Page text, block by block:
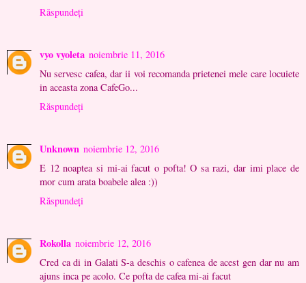
Răspundeți
vyo vyoleta noiembrie 11, 2016
Nu servesc cafea, dar ii voi recomanda prietenei mele care locuiete
in aceasta zona CafeGo...
Răspundeți
Unknown noiembrie 12, 2016
E 12 noaptea si mi-ai facut o pofta! O sa razi, dar imi place de
mor cum arata boabele alea :))
Răspundeți
Rokolla noiembrie 12, 2016
Cred ca di in Galati S-a deschis o cafenea de acest gen dar nu am
ajuns inca pe acolo. Ce pofta de cafea mi-ai facut